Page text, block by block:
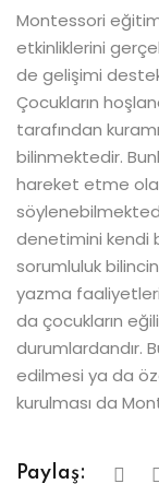
Montessori
etkinliklerini
de gelişimi
Çocukların
tarafından
bilinmektedir.
hareket etme
denetimini kendi
sorumluluk
yazma
da çocukların
durumlardandır.
edilmesi ya da
kurulması da
Paylaş: